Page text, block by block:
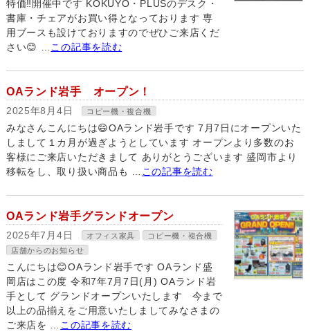
特価‼開催中です KOKUYO・PLUSのデスク・
書庫・チェアがお買い得となっております 専
用ブースも設けておりますのでぜひご来店くだ
さい😊 … この記事を読む
OAランド岩手 オープン！
2025年8月4日 コピー機・複合機
みなさんこんにちは😄OAランド岩手です 7月7日にオープンいた
しまして１カ月が過ぎようとしています オープンより多数のお
客様にご来店いただきまして ありがとうございます 盛岡市より
移転をし、取り扱い商品も …
この記事を読む
OAランド岩手グランドオープン
2025年7月4日 オフィス家具
コピー機・複合機
店舗からのお知らせ
こんにちは😊OAランド岩手です OAランド盛
岡店はこの度 令和7年7月7日(月) OAランド岩
手として グランドオープンいたします 今まで
以上の品揃えをご用意いたしましてみなさまの
ご来店を …
この記事を読む